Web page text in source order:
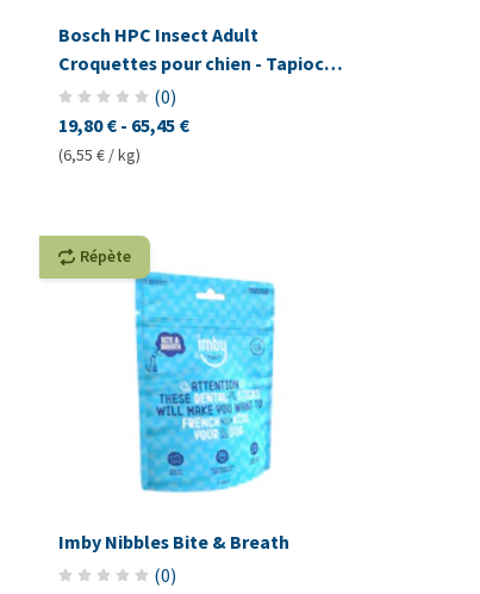
Bosch HPC Insect Adult
Croquettes pour chien - Tapioca
& Pomme (0)
19,80 €- 65,45 €
(6,55 € / kg)
Répète
Imby Nibbles Bite & Breath
(0)